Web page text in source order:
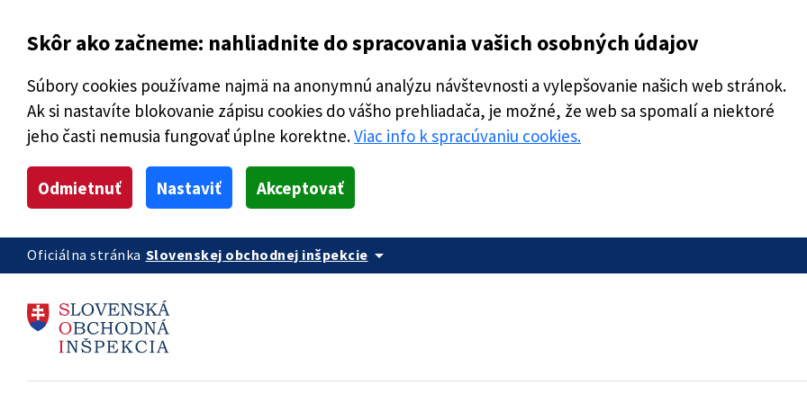
Skôr ako začneme: nahliadnite do spracovania vašich osobných údajov
Súbory cookies používame najmä na anonymnú analýzu návštevnosti a vylepšovanie našich web stránok.
Ak si nastavíte blokovanie zápisu cookies do vášho prehliadača, je možné, že web sa spomalí a niektoré
jeho časti nemusia fungovať úplne korektne.Viac info k spracúvaniu cookies.
Odmietnuť Nastaviť Akceptovať
Oficiálna stránka Slovenskej obchodnej inšpekciearrow_drop_down